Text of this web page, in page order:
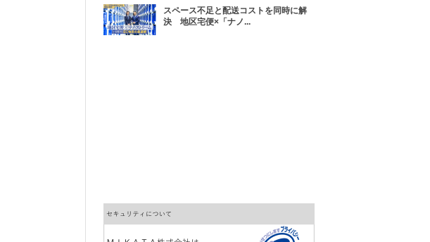
スペース不足と配送コストを同時に解
決 地区宅便×「ナノ...